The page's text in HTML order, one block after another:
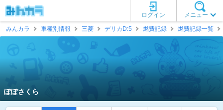
メニュー
ログイン
みんカラ
車種別情報 三菱 デリカD:5 燃費記録 燃費記録一覧
ぽぽさくら